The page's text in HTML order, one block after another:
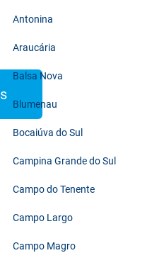
Antonina
Araucária
Balsa Nova
Blumenau
Bocaiúva do Sul
Campina Grande do Sul
Campo do Tenente
Campo Largo
Campo Magro